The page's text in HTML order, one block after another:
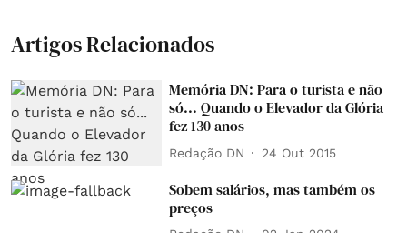
Artigos Relacionados
Memória DN: Para o turista e não
só... Quando o Elevador da Glória
fez 130 anos
Redação DN 24 Out 2015
Sobem salários, mas também os
preços